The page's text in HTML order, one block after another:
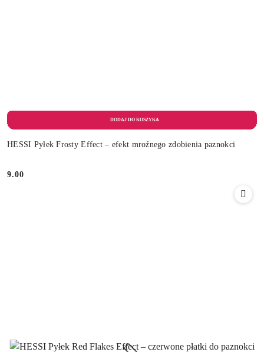
HESSI Pyłek Frosty Effect – efekt mroźnego zdobienia paznokci
Cena:
9.00